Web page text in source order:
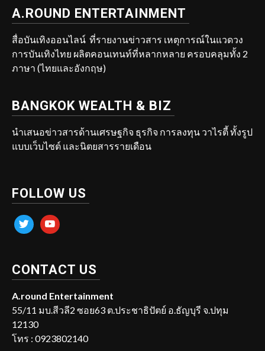
A.ROUND ENTERTAINMENT
สื่อบันเทิงออนไลน์ ที่รายงานข่าวสาร เหตุการณ์ในแวดวง
การบันเทิงไทย ผลิตคอนเทนท์ที่หลากหลาย ครอบคลุมทั้ง 2
ภาษา (ไทยและอังกฤษ)
BANGKOK WEALTH & BIZ
นำเสนอข่าวสารด้านเศรษฐกิจ ธุรกิจ การลงทุน วาไรตี้ ทั้งรูป
แบบเว็บไซต์ และนิตยสารรายเดือน
FOLLOW US
twitter youtube
CONTACT US
A.round Entertainment
55/11 มบ.สีวลี2 ซอย63 ต.ประชาธิปัตย์ อ.ธัญบุรี จ.ปทุม
12130
โทร : 0923802140